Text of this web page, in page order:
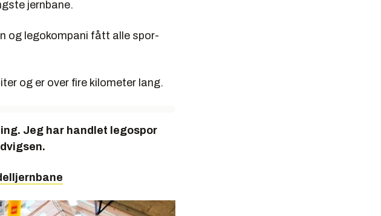
jernbane.
og legokompani fått alle spor-
og er over fire kilometer lang.
Jeg har handlet legospor